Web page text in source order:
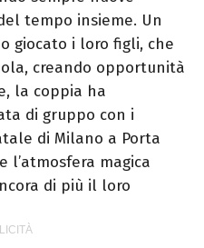
tempo insieme. Un
giocato i loro figli, che
creando opportunità
la coppia ha
di gruppo con i
di Milano a Porta
l’atmosfera magica
di più il loro